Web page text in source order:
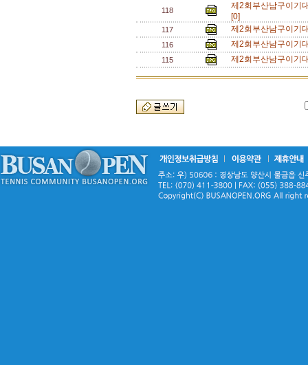
118
제2회부산남구이기
[0]
117 제2회부산남구이기
116 제2회부산남구이기
115 제2회부산남구이기